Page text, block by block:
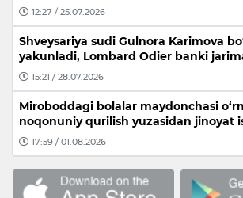
12:27 / 25.07.2026
Shveysariya sudi Gulnora Karimova
yakunladi, Lombard Odier banki
15:21 / 28.07.2026
Miroboddagi bolalar maydonchasi
noqonuniy qurilish yuzasidan jinoyat
17:59 / 01.08.2026